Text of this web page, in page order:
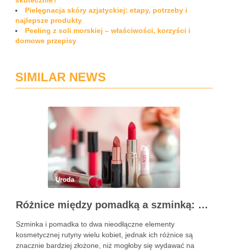
Pielęgnacja skóry azjatyckiej: etapy, potrzeby i
najlepsze produkty
Peeling z soli morskiej – właściwości, korzyści i
domowe przepisy
SIMILAR NEWS
Uroda
Różnice między pomadką a szminką: co warto wiedzieć?
Szminka i pomadka to dwa nieodłączne elementy
kosmetycznej rutyny wielu kobiet, jednak ich różnice są
znacznie bardziej złożone, niż mogłoby się wydawać na